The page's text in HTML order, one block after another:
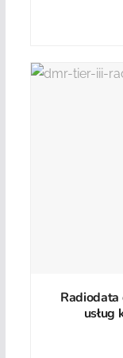
Radiodata
usług